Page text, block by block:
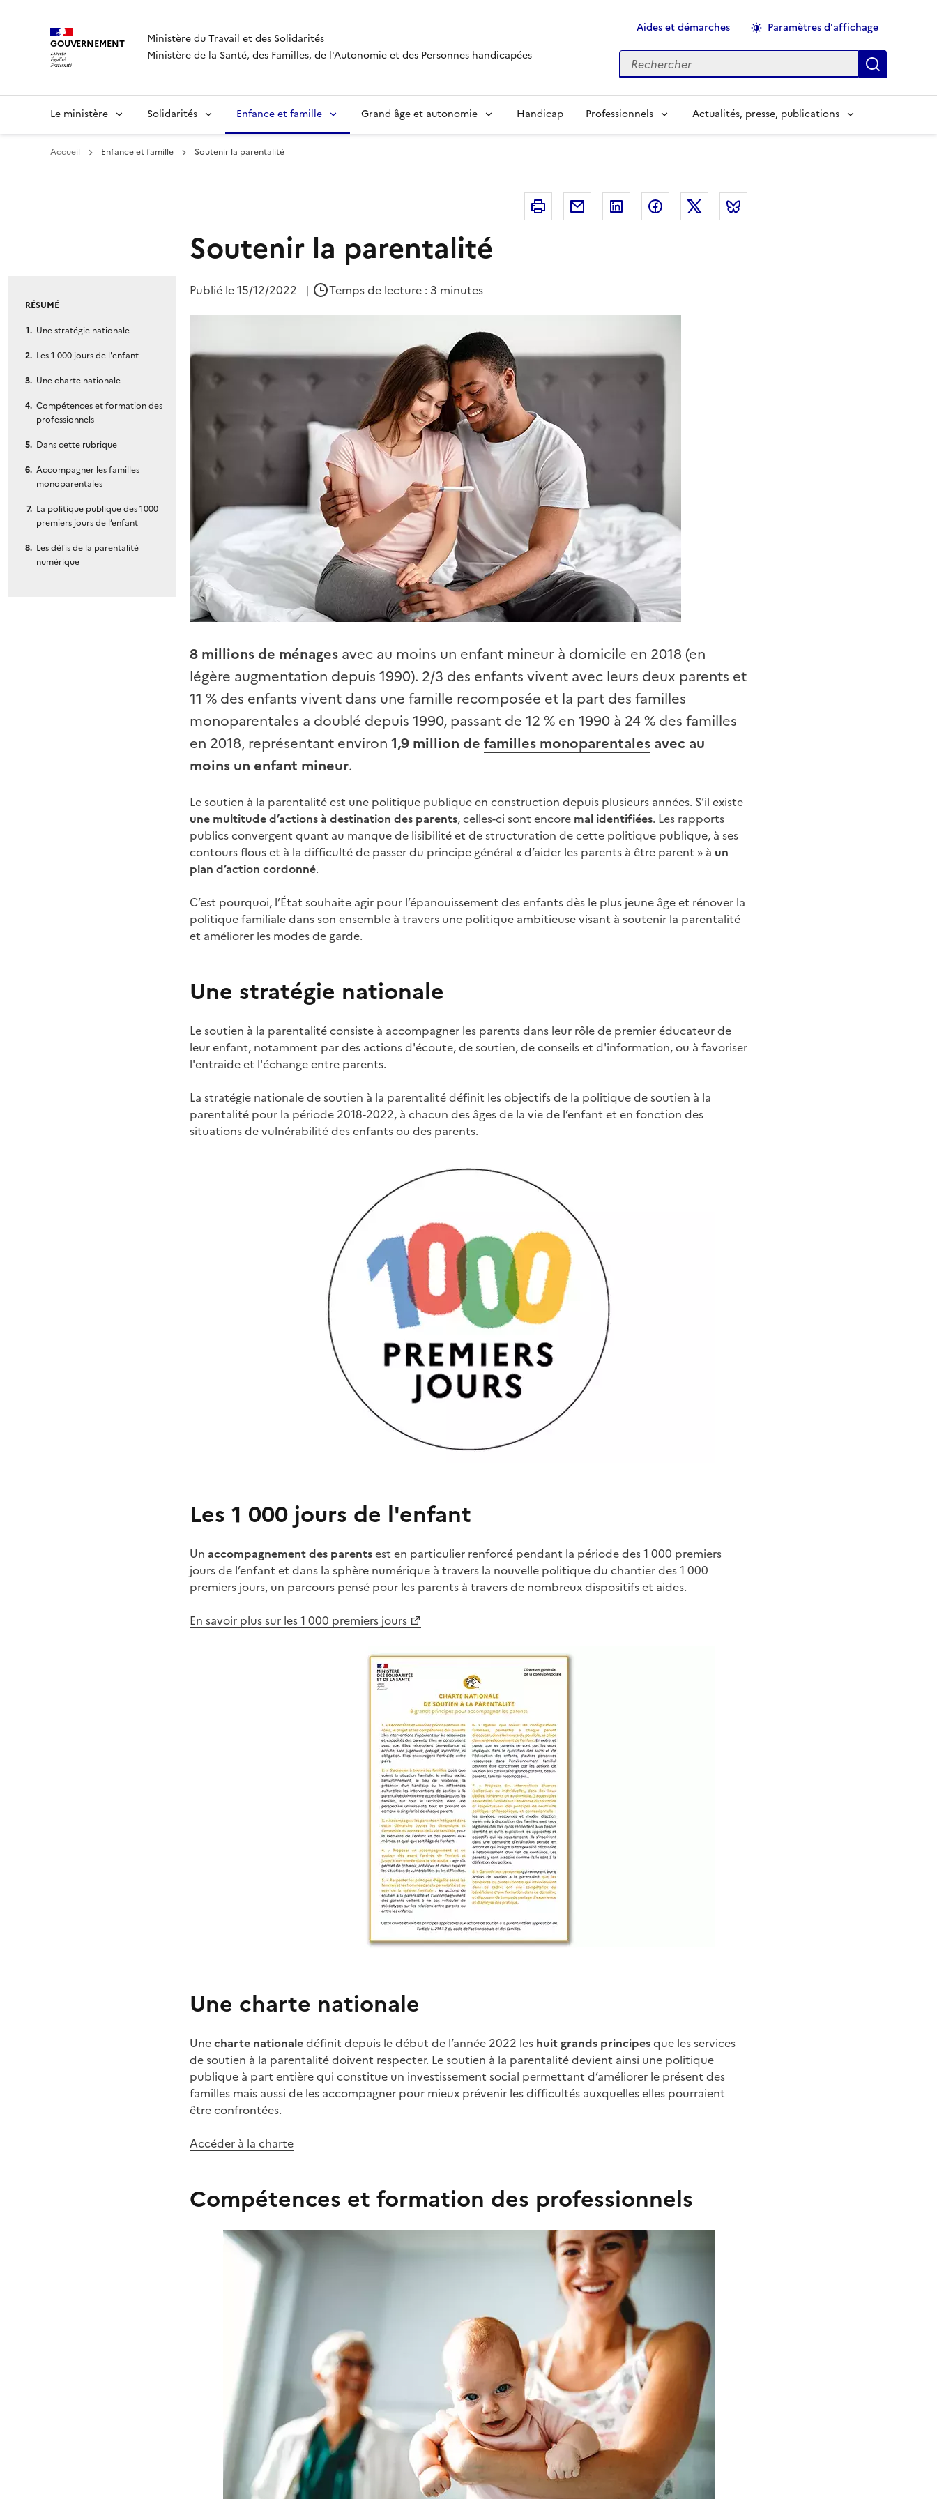
GOUVERNEMENT
Ministère du Travail et des Solidarités
Ministère de la Santé, des Familles, de l'Autonomie et des Personnes handicapées
Aides et démarches Paramètres d'affichage
Rechercher
Le ministère Solidarités Enfance et famille Grand âge et autonomie Handicap Professionnels Actualités, presse, publications
Accueil Enfance et famille Soutenir la parentalité
Imprimer Courriel Linkedin FacebookTwitter
Soutenir la parentalité
Publié le15/12/2022 | Temps de lecture : 3 minutes
8 millions de ménages avec au moins un enfant mineur à domicile en 2018 (en
légère augmentation depuis 1990). 2/3 des enfants vivent avec leurs deux parents et
11 % des enfants vivent dans une famille recomposée et la part des familles
monoparentales a doublé depuis 1990, passant de 12 % en 1990 à 24 % des familles
en 2018, représentant environ 1,9 million de familles monoparentales avec au
moins un enfant mineur.
RÉSUMÉ
Une stratégie nationale
Les 1 000 jours de l'enfant
Une charte nationale
Compétences et formation des
professionnels
Dans cette rubrique
Accompagner les familles
monoparentales
La politique publique des 1000
premiers jours de l’enfant
Les défis de la parentalité
numérique
Le soutien à la parentalité est une politique publique en construction depuis plusieurs années. S’il existe
une multitude d’actions à destination des parents, celles-ci sont encore mal identifiées. Les rapports
publics convergent quant au manque de lisibilité et de structuration de cette politique publique, à ses
contours flous et à la difficulté de passer du principe général « d’aider les parents à être parent » à un
plan d’action cordonné.
C’est pourquoi, l’État souhaite agir pour l’épanouissement des enfants dès le plus jeune âge et rénover la
politique familiale dans son ensemble à travers une politique ambitieuse visant à soutenir la parentalité
et améliorer les modes de garde.
Une stratégie nationale
Le soutien à la parentalité consiste à accompagner les parents dans leur rôle de premier éducateur de
leur enfant, notamment par des actions d'écoute, de soutien, de conseils et d'information, ou à favoriser
l'entraide et l'échange entre parents.
La stratégie nationale de soutien à la parentalité définit les objectifs de la politique de soutien à la
parentalité pour la période 2018-2022, à chacun des âges de la vie de l’enfant et en fonction des
situations de vulnérabilité des enfants ou des parents.
Les 1 000 jours de l'enfant
Un accompagnement des parentsest en particulier renforcé pendant la période des 1 000 premiers
jours de l’enfant et dans la sphère numérique à travers la nouvelle politique du chantier des 1 000
premiers jours, un parcours pensé pour les parents à travers de nombreux dispositifs et aides.
En savoir plus sur les 1 000 premiers jours
Une charte nationale
Unecharte nationaledéfinit depuis le début de l’année 2022 les huit grands principesque les services
de soutien à la parentalité doivent respecter. Le soutien à la parentalité devient ainsi une politique
publique à part entière qui constitue un investissement social permettant d’améliorer le présent des
familles mais aussi de les accompagner pour mieux prévenir les difficultés auxquelles elles pourraient
être confrontées.
Accéder à la charte
Compétences et formation des professionnels